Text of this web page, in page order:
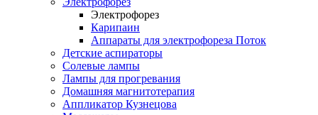
Электрофорез
Карипаин
Аппараты для электрофореза Поток
Детские аспираторы
Солевые лампы
Лампы для прогревания
Домашняя магнитотерапия
Аппликатор Кузнецова